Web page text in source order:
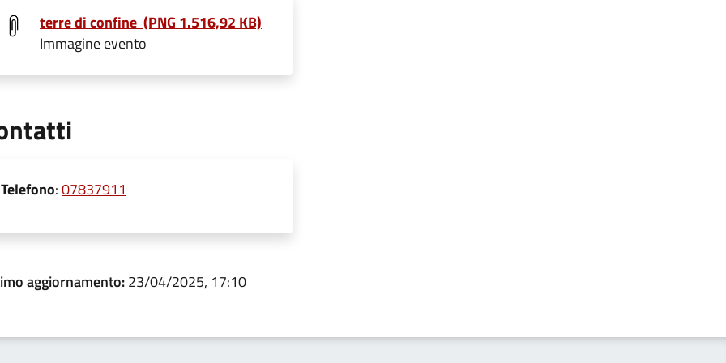
terre di confine (PNG 1.516,92 KB)
Immagine evento
Telefono:07837911
aggiornamento:23/04/2025, 17:10